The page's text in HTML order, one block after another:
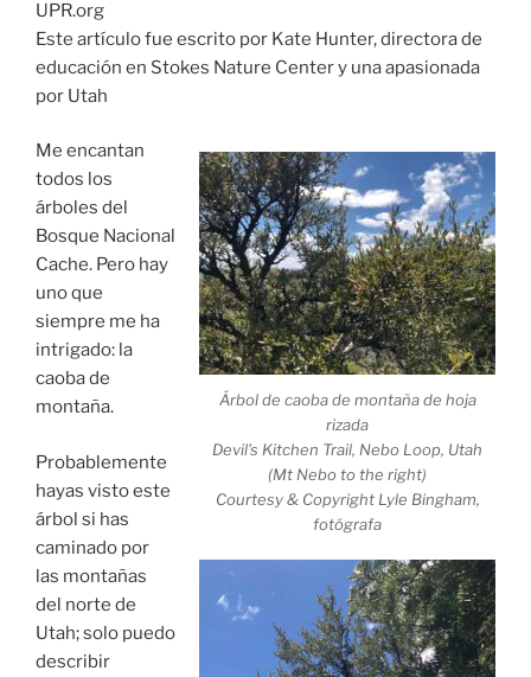
UPR.org
Este artículo fue escrito por Kate Hunter, directora de
educación en Stokes Nature Center y una apasionada
por Utah
Árbol de caoba de montaña de hoja
rizada
Devil’s Kitchen Trail, Nebo Loop, Utah
(Mt Nebo to the right)
Courtesy & Copyright Lyle Bingham,
fotógrafa
Me encantan
todos los
árboles del
Bosque Nacional
Cache. Pero hay
uno que
siempre me ha
intrigado: la
caoba de
montaña.
Probablemente
hayas visto este
árbol si has
caminado por
las montañas
del norte de
Utah; solo puedo
describir